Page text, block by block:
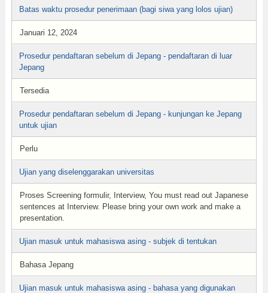
Batas waktu prosedur penerimaan (bagi siwa yang lolos ujian)
Januari 12, 2024
Prosedur pendaftaran sebelum di Jepang - pendaftaran di luar
Jepang
Tersedia
Prosedur pendaftaran sebelum di Jepang - kunjungan ke Jepang
untuk ujian
Perlu
Ujian yang diselenggarakan universitas
Proses Screening formulir, Interview, You must read out Japanese
sentences at Interview. Please bring your own work and make a
presentation.
Ujian masuk untuk mahasiswa asing - subjek di tentukan
Bahasa Jepang
Ujian masuk untuk mahasiswa asing - bahasa yang digunakan